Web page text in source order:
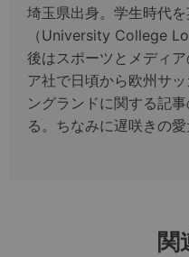
埼玉県出身。学生時代
（University College
後はスポーツとメディ
ア社で日頃から欧州サ
ングランドに関する記
る。ちなみに遅咲きの愛
関